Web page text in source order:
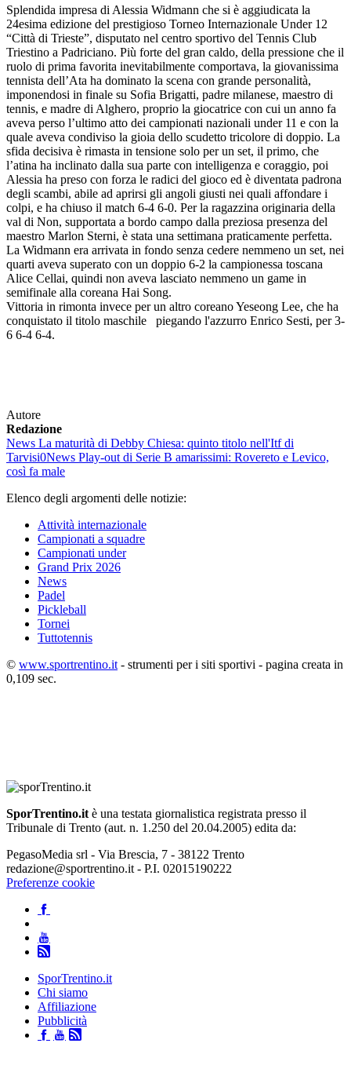
Splendida impresa di Alessia Widmann che si è aggiudicata la
24esima edizione del prestigioso Torneo Internazionale Under 12
“Città di Trieste”, disputato nel centro sportivo del Tennis Club
Triestino a Padriciano. Più forte del gran caldo, della pressione che il
ruolo di prima favorita inevitabilmente comportava, la giovanissima
tennista dell’Ata ha dominato la scena con grande personalità,
imponendosi in finale su Sofia Brigatti, padre milanese, maestro di
tennis, e madre di Alghero, proprio la giocatrice con cui un anno fa
aveva perso l’ultimo atto dei campionati nazionali under 11 e con la
quale aveva condiviso la gioia dello scudetto tricolore di doppio. La
sfida decisiva è rimasta in tensione solo per un set, il primo, che
l’atina ha inclinato dalla sua parte con intelligenza e coraggio, poi
Alessia ha preso con forza le radici del gioco ed è diventata padrona
degli scambi, abile ad aprirsi gli angoli giusti nei quali affondare i
colpi, e ha chiuso il match 6-4 6-0. Per la ragazzina originaria della
val di Non, supportata a bordo campo dalla preziosa presenza del
maestro Marlon Sterni, è stata una settimana praticamente perfetta.
La Widmann era arrivata in fondo senza cedere nemmeno un set, nei
quarti aveva superato con un doppio 6-2 la campionessa toscana
Alice Cellai, quindi non aveva lasciato nemmeno un game in
semifinale alla coreana Hai Song.
Vittoria in rimonta invece per un altro coreano Yeseong Lee, che ha
conquistato il titolo maschile piegando l'azzurro Enrico Sesti, per 3-
6 6-4 6-4.
Autore
Redazione
News La maturità di Debby Chiesa: quinto titolo nell'Itf di
Tarvisi0News Play-out di Serie B amarissimi: Rovereto e Levico,
così fa male
Elenco degli argomenti delle notizie:
Attività internazionale
Campionati a squadre
Campionati under
Grand Prix 2026
News
Padel
Pickleball
Tornei
Tuttotennis
© www.sportrentino.it - strumenti per i siti sportivi - pagina creata in
0,109 sec.
SporTrentino.it è una testata giornalistica registrata presso il
Tribunale di Trento (aut. n. 1.250 del 20.04.2005) edita da:
PegasoMedia srl - Via Brescia, 7 - 38122 Trento
redazione@sportrentino.it - P.I. 02015190222
Preferenze cookie
SporTrentino.it
Chi siamo
Affiliazione
Pubblicità